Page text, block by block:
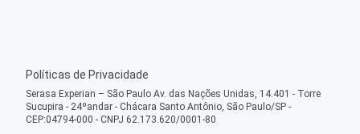
Políticas de Privacidade
Serasa Experian – São Paulo Av. das Nações Unidas, 14.401 - Torre
Sucupira - 24ºandar - Chácara Santo Antônio, São Paulo/SP -
CEP:04794-000 - CNPJ 62.173.620/0001-80